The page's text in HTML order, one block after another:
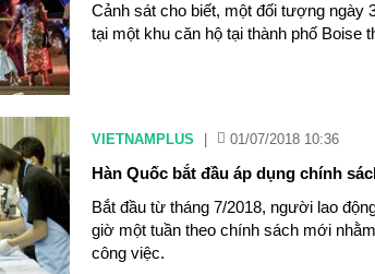
Cảnh sát cho biết, một đối tượng ngày
tại một khu căn hộ tại thành phố Boise
VIETNAMPLUS 01/07/2018 10:36
Hàn Quốc bắt đầu áp dụng chính
Bắt đầu từ tháng 7/2018, người lao
giờ một tuần theo chính sách mới
công việc.